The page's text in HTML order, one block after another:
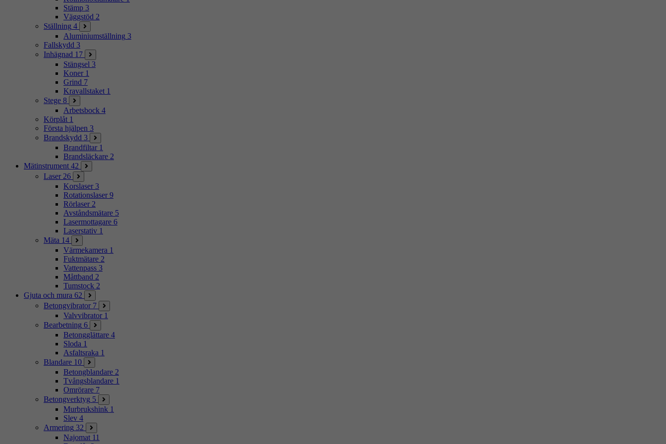
Stämp 3
Väggstöd 2
Ställning 4
Aluminiumställning 3
Fallskydd 3
Inhägnad 17
Stängsel 3
Koner 1
Grind 7
Kravallstaket 1
Stege 8
Arbetsbock 4
Körplåt 1
Första hjälpen 3
Brandskydd 3
Brandfiltar 1
Brandsläckare 2
Mätinstrument 42
Laser 26
Korslaser 3
Rotationslaser 9
Rörlaser 2
Avståndsmätare 5
Lasermottagare 6
Laserstativ 1
Mäta 14
Värmekamera 1
Fuktmätare 2
Vattenpass 3
Måttband 2
Tumstock 2
Gjuta och mura 62
Betongvibrator 7
Valvvibrator 1
Bearbetning 6
Betongglättare 4
Sloda 1
Asfaltsraka 1
Blandare 10
Betongblandare 2
Tvångsblandare 1
Omrörare 7
Betongverktyg 5
Murbrukshink 1
Slev 4
Armering 32
Najomat 11